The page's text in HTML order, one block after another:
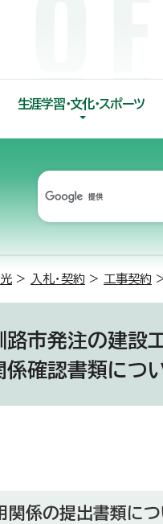
生涯学習・文化・スポーツ
> 入札・契約 > 工事契約
路市発注の建設
係確認書類につ
関係の提出書類につ